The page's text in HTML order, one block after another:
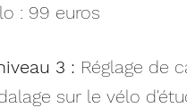
: 99 euros
3 : Réglage de
sur le vélo